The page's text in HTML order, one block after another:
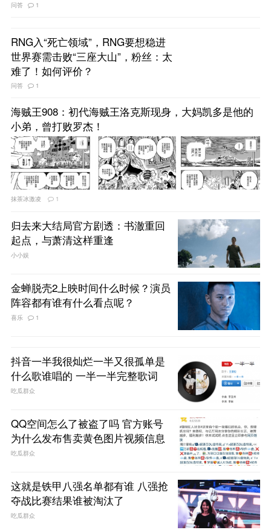
问答 1
RNG入“死亡领域”，RNG要想稳进
世界赛需击败“三座大山”，粉丝：太
难了！如何评价？
问答 1
海贼王908：初代海贼王洛克斯现身，大妈凯多是他的
小弟，曾打败罗杰！
抹茶冰激凌 1
归去来大结局官方剧透：书澈重回
起点，与萧清这样重逢
小小娱
金蝉脱壳2上映时间什么时候？演员
阵容都有谁有什么看点呢？
喜乐 1
抖音一半我很灿烂一半又很孤单是
什么歌谁唱的 一半一半完整歌词
吃瓜群众
QQ空间怎么了被盗了吗 官方账号
为什么发布售卖黄色图片视频信息
吃瓜群众
这就是铁甲八强名单都有谁 八强抢
夺战比赛结果谁被淘汰了
吃瓜群众